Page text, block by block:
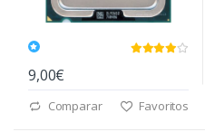
9,00€
Comparar Favoritos